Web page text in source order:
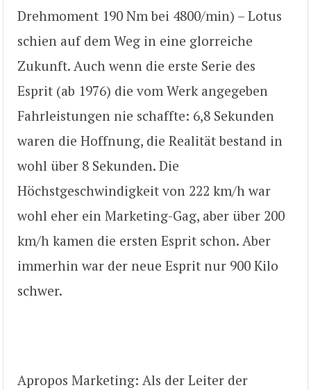
Drehmoment 190 Nm bei 4800/min) – Lotus
schien auf dem Weg in eine glorreiche
Zukunft. Auch wenn die erste Serie des
Esprit (ab 1976) die vom Werk angegeben
Fahrleistungen nie schaffte: 6,8 Sekunden
waren die Hoffnung, die Realität bestand in
wohl über 8 Sekunden. Die
Höchstgeschwindigkeit von 222 km/h war
wohl eher ein Marketing-Gag, aber über 200
km/h kamen die ersten Esprit schon. Aber
immerhin war der neue Esprit nur 900 Kilo
schwer.
Apropos Marketing: Als der Leiter der